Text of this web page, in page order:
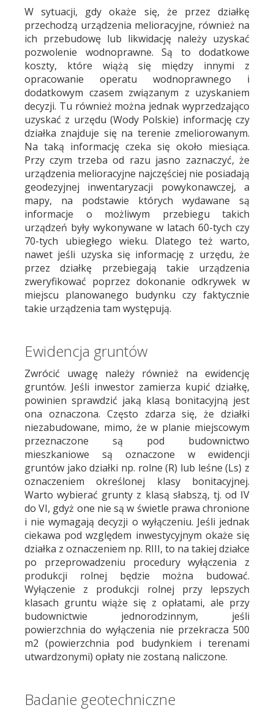
W sytuacji, gdy okaże się, że przez działkę
przechodzą urządzenia melioracyjne, również na
ich przebudowę lub likwidację należy uzyskać
pozwolenie wodnoprawne. Są to dodatkowe
koszty, które wiążą się między innymi z
opracowanie operatu wodnoprawnego i
dodatkowym czasem związanym z uzyskaniem
decyzji. Tu również można jednak wyprzedzająco
uzyskać z urzędu (Wody Polskie) informację czy
działka znajduje się na terenie zmeliorowanym.
Na taką informację czeka się około miesiąca.
Przy czym trzeba od razu jasno zaznaczyć, że
urządzenia melioracyjne najczęściej nie posiadają
geodezyjnej inwentaryzacji powykonawczej, a
mapy, na podstawie których wydawane są
informacje o możliwym przebiegu takich
urządzeń były wykonywane w latach 60-tych czy
70-tych ubiegłego wieku. Dlatego też warto,
nawet jeśli uzyska się informację z urzędu, że
przez działkę przebiegają takie urządzenia
zweryfikować poprzez dokonanie odkrywek w
miejscu planowanego budynku czy faktycznie
takie urządzenia tam występują.
Ewidencja gruntów
Zwrócić uwagę należy również na ewidencję
gruntów. Jeśli inwestor zamierza kupić działkę,
powinien sprawdzić jaką klasą bonitacyjną jest
ona oznaczona. Często zdarza się, że działki
niezabudowane, mimo, że w planie miejscowym
przeznaczone są pod budownictwo
mieszkaniowe są oznaczone w ewidencji
gruntów jako działki np. rolne (R) lub leśne (Ls) z
oznaczeniem określonej klasy bonitacyjnej.
Warto wybierać grunty z klasą słabszą, tj. od IV
do VI, gdyż one nie są w świetle prawa chronione
i nie wymagają decyzji o wyłączeniu. Jeśli jednak
ciekawa pod względem inwestycyjnym okaże się
działka z oznaczeniem np. RIII, to na takiej działce
po przeprowadzeniu procedury wyłączenia z
produkcji rolnej będzie można budować.
Wyłączenie z produkcji rolnej przy lepszych
klasach gruntu wiąże się z opłatami, ale przy
budownictwie jednorodzinnym, jeśli
powierzchnia do wyłączenia nie przekracza 500
m2 (powierzchnia pod budynkiem i terenami
utwardzonymi) opłaty nie zostaną naliczone.
Badanie geotechniczne